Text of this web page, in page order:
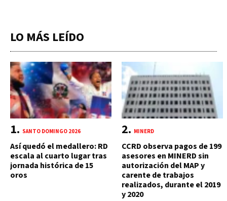
LO MÁS LEÍDO
SANTO DOMINGO 2026
Así quedó el medallero: RD
escala al cuarto lugar tras
jornada histórica de 15
oros
MINERD
CCRD observa pagos de 199
asesores en MINERD sin
autorización del MAP y
carente de trabajos
realizados, durante el 2019
y 2020